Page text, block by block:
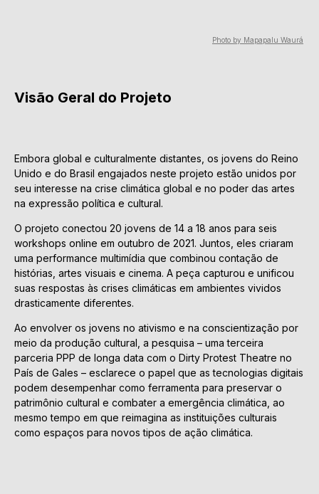
Photo by Mapapalu Waurá
Visão Geral do Projeto
Embora global e culturalmente distantes, os jovens do Reino
Unido e do Brasil engajados neste projeto estão unidos por
seu interesse na crise climática global e no poder das artes
na expressão política e cultural.
O projeto conectou 20 jovens de 14 a 18 anos para seis
workshops online em outubro de 2021. Juntos, eles criaram
uma performance multimídia que combinou contação de
histórias, artes visuais e cinema. A peça capturou e unificou
suas respostas às crises climáticas em ambientes vividos
drasticamente diferentes.
Ao envolver os jovens no ativismo e na conscientização por
meio da produção cultural, a pesquisa – uma terceira
parceria PPP de longa data com o Dirty Protest Theatre no
País de Gales – esclarece o papel que as tecnologias digitais
podem desempenhar como ferramenta para preservar o
patrimônio cultural e combater a emergência climática, ao
mesmo tempo em que reimagina as instituições culturais
como espaços para novos tipos de ação climática.